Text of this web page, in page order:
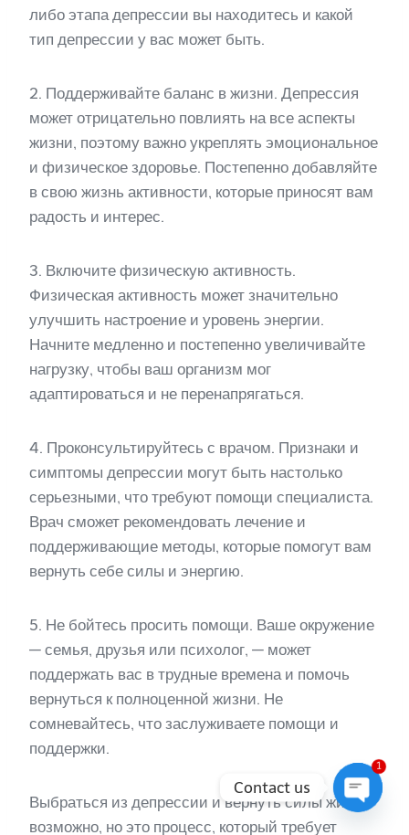
либо этапа депрессии вы находитесь и какой
тип депрессии у вас может быть.
2. Поддерживайте баланс в жизни. Депрессия
может отрицательно повлиять на все аспекты
жизни, поэтому важно укреплять эмоциональное
и физическое здоровье. Постепенно добавляйте
в свою жизнь активности, которые приносят вам
радость и интерес.
3. Включите физическую активность.
Физическая активность может значительно
улучшить настроение и уровень энергии.
Начните медленно и постепенно увеличивайте
нагрузку, чтобы ваш организм мог
адаптироваться и не перенапрягаться.
4. Проконсультируйтесь с врачом. Признаки и
симптомы депрессии могут быть настолько
серьезными, что требуют помощи специалиста.
Врач сможет рекомендовать лечение и
поддерживающие методы, которые помогут вам
вернуть себе силы и энергию.
5. Не бойтесь просить помощи. Ваше окружение
— семья, друзья или психолог, — может
поддержать вас в трудные времена и помочь
вернуться к полноценной жизни. Не
сомневайтесь, что заслуживаете помощи и
поддержки.
Выбраться из депрессии и вернуть силы жить
возможно, но это процесс, который требует
Contact us
1